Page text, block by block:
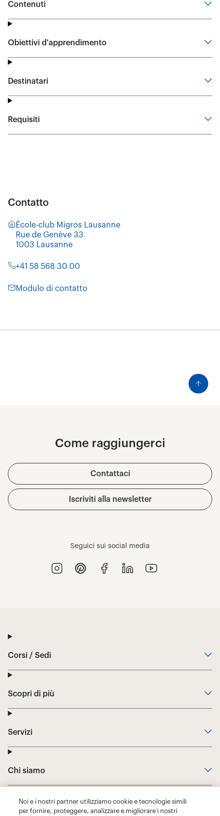
Noi e i nostri partner utilizziamo cookie e tecnologie simili
per fornire, proteggere, analizzare e migliorare i nostri